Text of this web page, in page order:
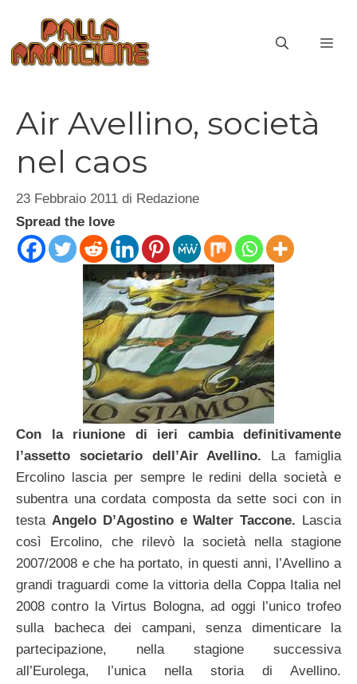
contenuto
Air Avellino, società
nel caos
23 Febbraio 2011 di Redazione
Spread the love
Con la riunione di ieri cambia definitivamente
l’assetto societario dell’Air Avellino.
La famiglia
Ercolino lascia per sempre le redini della società e
subentra una cordata composta da sette soci con in
testa Angelo D’Agostino e Walter Taccone. Lascia
così Ercolino, che rilevò la società nella stagione
2007/2008 e che ha portato, in questi anni, l’Avellino a
grandi traguardi come la vittoria della Coppa Italia nel
2008 contro la Virtus Bologna, ad oggi l’unico trofeo
sulla bacheca dei campani, senza dimenticare la
partecipazione, nella stagione successiva
all’Eurolega, l’unica nella storia di Avellino.